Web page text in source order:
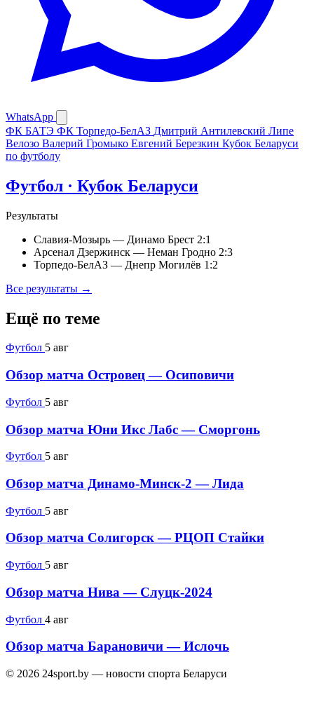
WhatsApp
ФК БАТЭ ФК Торпедо-БелАЗ Дмитрий Антилевский Липе
Велозо Валерий Громыко Евгений Березкин Кубок Беларуси
по футболу
Футбол · Кубок Беларуси
Результаты
Славия-Мозырь — Динамо Брест 2:1
Арсенал Дзержинск — Неман Гродно 2:3
Торпедо-БелАЗ — Днепр Могилёв 1:2
Все результаты →
Ещё по теме
Футбол 5 авг
Обзор матча Островец — Осиповичи
Футбол 5 авг
Обзор матча Юни Икс Лабс — Сморгонь
Футбол 5 авг
Обзор матча Динамо-Минск-2 — Лида
Футбол 5 авг
Обзор матча Солигорск — РЦОП Стайки
Футбол 5 авг
Обзор матча Нива — Слуцк-2024
Футбол 4 авг
Обзор матча Барановичи — Ислочь
© 2026 24sport.by — новости спорта Беларуси